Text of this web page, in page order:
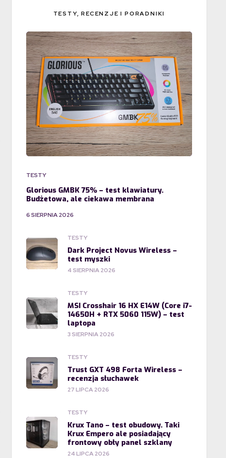
TESTY, RECENZJE I PORADNIKI
TESTY
Glorious GMBK 75% – test klawiatury.
Budżetowa, ale ciekawa membrana
6 SIERPNIA 2026
TESTY
Dark Project Novus Wireless –
test myszki
4 SIERPNIA 2026
TESTY
MSI Crosshair 16 HX E14W (Core i7-
14650H + RTX 5060 115W) – test
laptopa
3 SIERPNIA 2026
TESTY
Trust GXT 498 Forta Wireless –
recenzja słuchawek
27 LIPCA 2026
TESTY
Krux Tano – test obudowy. Taki
Krux Empero ale posiadający
frontowy obły panel szklany
24 LIPCA 2026